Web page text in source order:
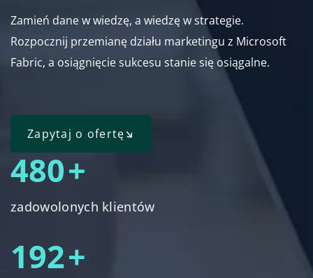
Zamień dane w wiedzę, a wiedzę w strategie.
Rozpocznij przemianę działu marketingu z Microsoft
Fabric, a osiągnięcie sukcesu stanie się osiągalne.
Zapytaj o ofertę
500+
zadowolonych klientów
200+